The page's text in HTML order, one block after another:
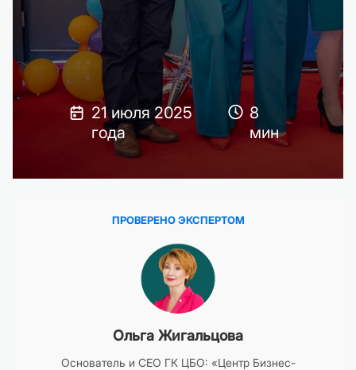
21 июля 2025
года
8
мин
ПРОВЕРЕНО ЭКСПЕРТОМ
Ольга Жигальцова
Основатель и CEO ГК ЦБО: «Центр Бизнес-